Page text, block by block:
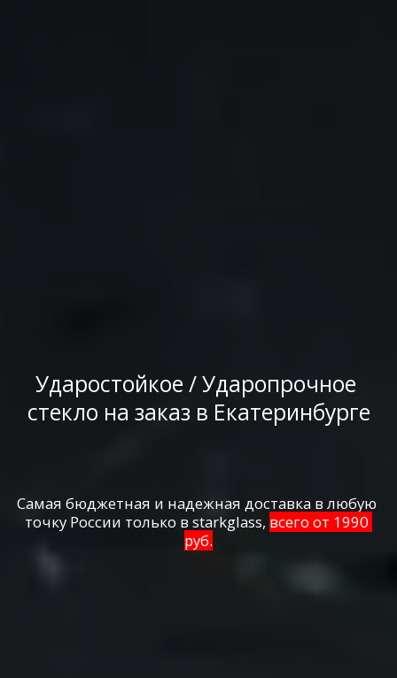
Ударостойкое / Ударопрочное
стекло на заказ в Екатеринбурге
Самая бюджетная и надежная доставка в любую
точку России только в starkglass, всего от 1990
руб.